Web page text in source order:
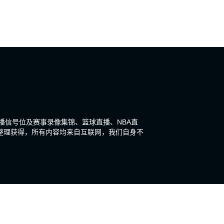
号位及赛事录像集锦、篮球直播、NBA直
获得，所有内容均来自互联网，我们自身不